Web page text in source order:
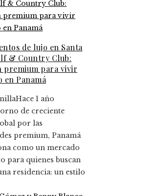
de lujo en Santa
& Country Club:
premium para vivir
en Panamá
Hace 1 año
de creciente
por las
premium, Panamá
como un mercado
para quienes buscan
residencia: un estilo